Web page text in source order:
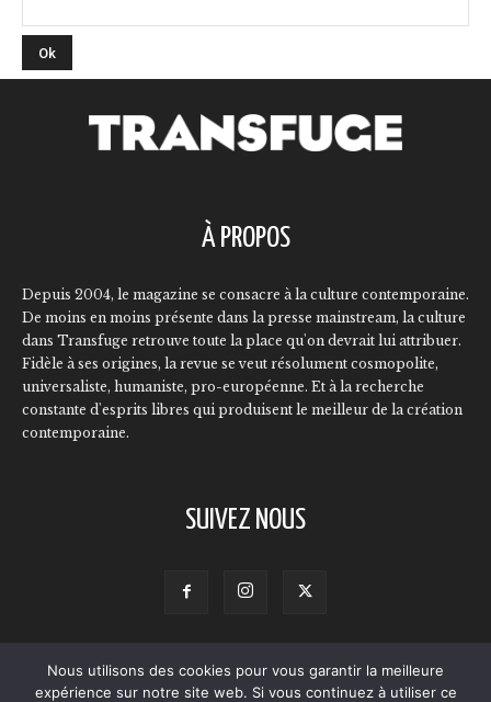
À PROPOS
Depuis 2004, le magazine se consacre à la culture contemporaine.
De moins en moins présente dans la presse mainstream, la culture
dans Transfuge retrouve toute la place qu'on devrait lui attribuer.
Fidèle à ses origines, la revue se veut résolument cosmopolite,
universaliste, humaniste, pro-européenne. Et à la recherche
constante d'esprits libres qui produisent le meilleur de la création
contemporaine.
SUIVEZ NOUS
Contact Qui sommes-nous ? L’équipe
Annonceurs
Nous utilisons des cookies pour vous garantir la meilleure
expérience sur notre site web. Si vous continuez à utiliser ce